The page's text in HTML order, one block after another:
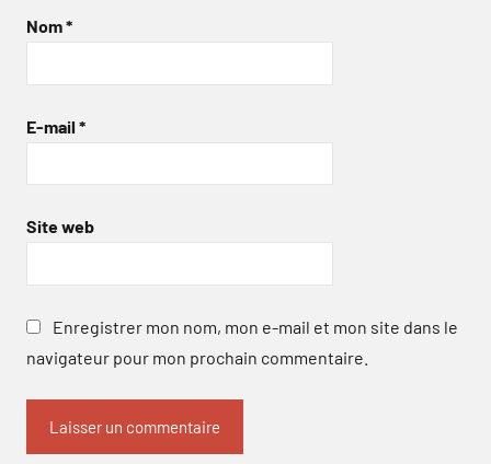
Nom*
E-mail *
Site web
Enregistrer mon nom, mon e-mail et mon site dans le
navigateur pour mon prochain commentaire.